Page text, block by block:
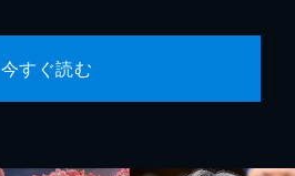
今すぐ読む